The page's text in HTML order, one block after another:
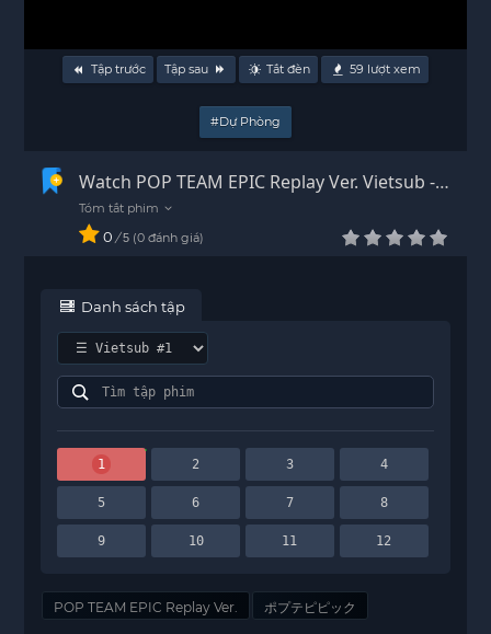
Tập trước Tập sau Tắt đèn 59 lượt xem
#Dự Phòng
Watch POP TEAM EPIC Replay Ver. Vietsub -
HD
0 / 5 0 đánh giá
Danh sách tập
1 2 3 4
5 6 7 8
9 10 11 12
POP TEAM EPIC Replay Ver. ポプテピピック